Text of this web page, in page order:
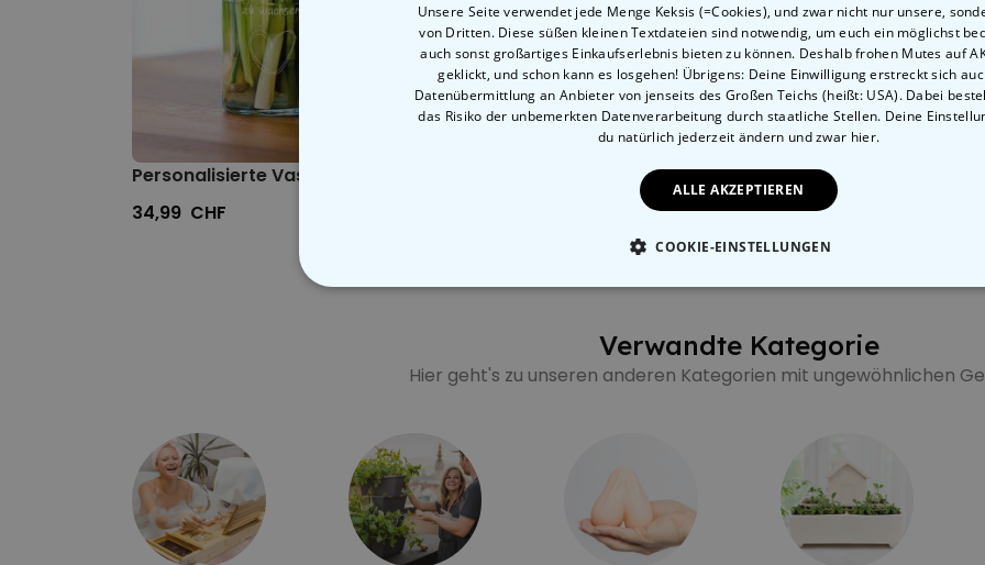
Personalisierte Vase mit Text und Symbol
34,99 CHF
Personalisierbarer Duftbaum 2er Set im Polaroid-Look
Geschenkset 6er Set
52,48 CHF
Verwandte Kategorie
Hier geht's zu unseren anderen Kategorien mit ungewöhnlichen
Unsere Seite verwendet jede Menge Keksis (=Cookies), und zwar nicht nur unsere,
von Dritten. Diese süßen kleinen Textdateien sind notwendig, um euch ein möglichst
auch sonst großartiges Einkaufserlebnis bieten zu können. Deshalb frohen Mutes auf
geklickt, und schon kann es losgehen! Übrigens: Deine Einwilligung erstreckt sich
Datenübermittlung an Anbieter von jenseits des Großen Teichs (heißt: USA). Dabei
das Risiko der unbemerkten Datenverarbeitung durch staatliche Stellen. Deine
du natürlich jederzeit ändern und zwar hier.
ALLE AKZEPTIEREN
COOKIE-EINSTELLUNGEN
ESSENTIELL PERFORMANCE MARKETING